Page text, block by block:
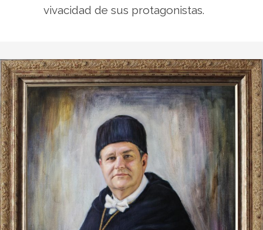
vivacidad de sus protagonistas.